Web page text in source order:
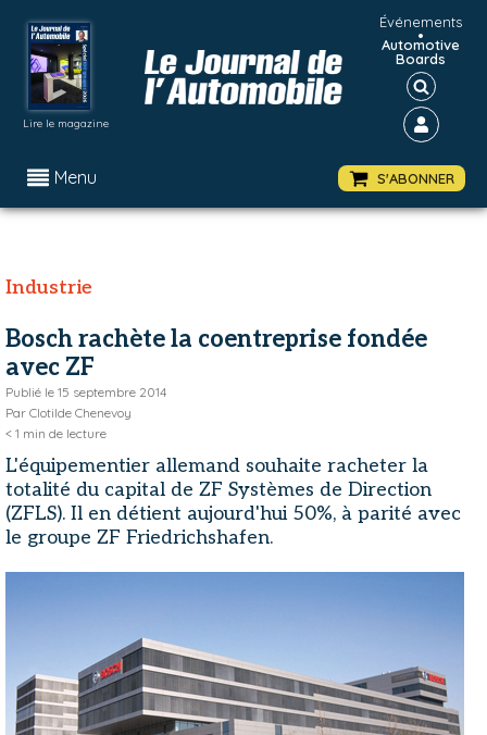
Lire le magazine
Événements
•
Automotive
Boards
Menu S'ABONNER
Industrie
Bosch rachète la coentreprise fondée
avec ZF
Publié le 15 septembre 2014
Par Clotilde Chenevoy
< 1 min de lecture
L'équipementier allemand souhaite racheter la
totalité du capital de ZF Systèmes de Direction
(ZFLS). Il en détient aujourd'hui 50%, à parité avec
le groupe ZF Friedrichshafen.